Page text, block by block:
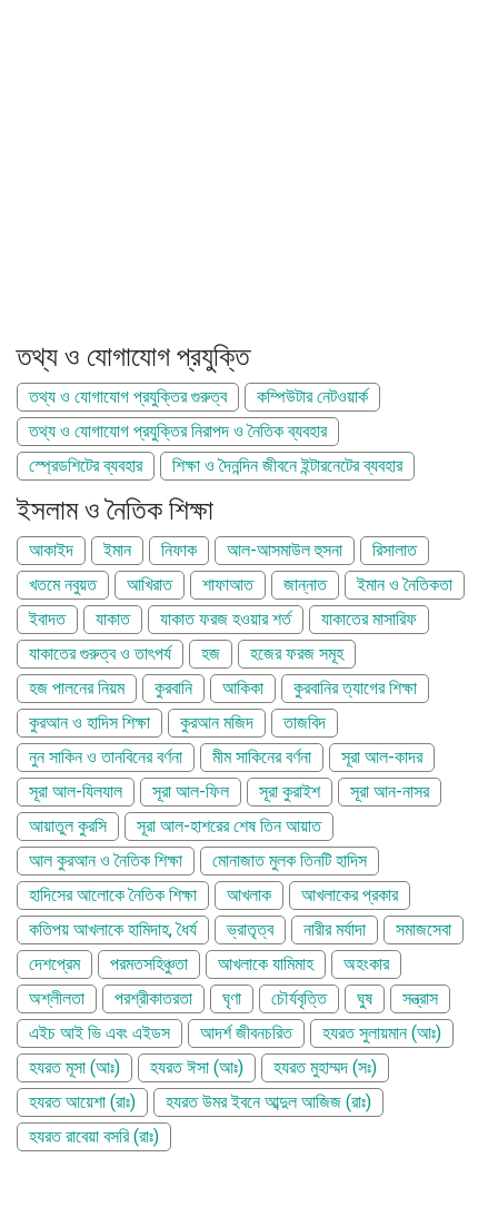
তথ্য ও যোগাযোগ প্রযুক্তি
তথ্য ও যোগাযোগ প্রযুক্তির গুরুত্ব
কম্পিউটার নেটওয়ার্ক
তথ্য ও যোগাযোগ প্রযুক্তির নিরাপদ ও নৈতিক ব্যবহার
স্প্রেডশিটের ব্যবহার
শিক্ষা ও দৈনন্দিন জীবনে ইন্টারনেটের ব্যবহার
ইসলাম ও নৈতিক শিক্ষা
আকাইদ ইমান নিফাক আল-আসমাউল হুসনা
রিসালাত
খতমে নবুয়ত
আখিরাত শাফাআত জান্নাত
ইমান ও নৈতিকতা
ইবাদত
যাকাত যাকাত ফরজ হওয়ার শর্ত
যাকাতের মাসারিফ
যাকাতের গুরুত্ব ও তাৎপর্য
হজ
হজের ফরজ সমূহ
হজ পালনের নিয়ম
কুরবানি আকিকা
কুরবানির ত্যাগের শিক্ষা
কুরআন ও হাদিস শিক্ষা
কুরআন মজিদ
তাজবিদ
নুন সাকিন ও তানবিনের বর্ণনা
মীম সাকিনের বর্ণনা
সূরা আল-কাদর
সূরা আল-যিলযাল
সূরা আল-ফিল সূরা কুরাইশ
সূরা আন-নাসর
আয়াতুল কুরসি
সূরা আল-হাশরের শেষ তিন আয়াত
আল কুরআন ও নৈতিক শিক্ষা
মোনাজাত মুলক তিনটি হাদিস
হাদিসের আলোকে নৈতিক শিক্ষা
আখলাক
আখলাকের প্রকার
কতিপয় আখলাকে হামিদাহ, ধৈর্য
ভ্রাতৃত্ব নারীর মর্যাদা
সমাজসেবা
দেশপ্রেম
পরমতসহিঞ্চুতা আখলাকে যামিমাহ
অহংকার
অশ্লীলতা
পরশ্রীকাতরতা ঘৃণা চৌর্যবৃত্তি ঘুষ
সন্ত্রাস
এইচ আই ভি এবং এইডস
আদর্শ জীবনচরিত
হযরত সুলায়মান (আঃ)
হযরত মূসা (আঃ)
হযরত ঈসা (আঃ)
হযরত মুহাম্মদ (সঃ)
হযরত আয়েশা (রাঃ)
হযরত উমর ইবনে আব্দুল আজিজ (রাঃ)
হযরত রাবেয়া বসরি (রাঃ)